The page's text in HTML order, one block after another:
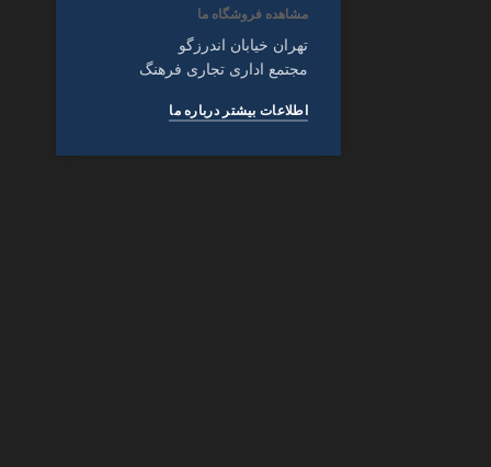
مشاهده فروشگاه ما
تهران خیابان اندرزگو
مجتمع اداری تجاری فرهنگ
اطلاعات بیشتر درباره ما